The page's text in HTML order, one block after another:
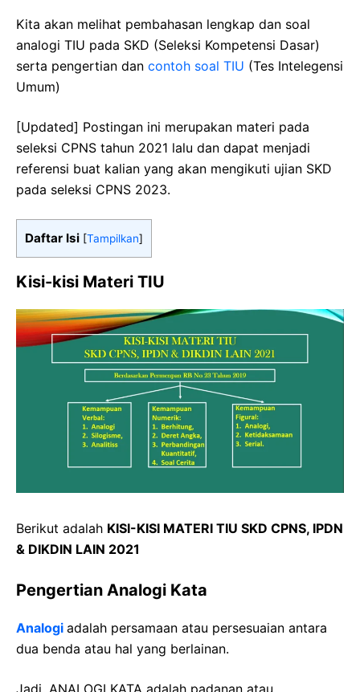
Kita akan melihat pembahasan lengkap dan soal
analogi TIU pada SKD (Seleksi Kompetensi Dasar)
serta pengertian dan contoh soal TIU (Tes Intelegensi
Umum)
[Updated] Postingan ini merupakan materi pada
seleksi CPNS tahun 2021 lalu dan dapat menjadi
referensi buat kalian yang akan mengikuti ujian SKD
pada seleksi CPNS 2023.
Daftar Isi [Tampilkan]
Kisi-kisi Materi TIU
Berikut adalah KISI-KISI MATERI TIU SKD CPNS, IPDN
& DIKDIN LAIN 2021
Pengertian Analogi Kata
Analogi adalah persamaan atau persesuaian antara
dua benda atau hal yang berlainan.